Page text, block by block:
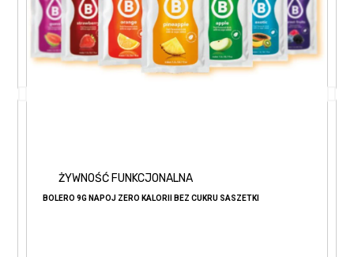
ŻYWNOŚĆ FUNKCJONALNA
BOLERO 9G NAPÓJ ZERO KALORII BEZ CUKRU SASZETKI